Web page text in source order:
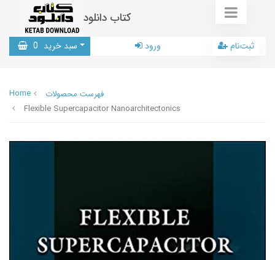
کتاب دانلود
سبد خرید 0 ورود ثبت‌نام
Home
فهرست محصولات
Flexible Supercapacitor Nanoarchitectonics